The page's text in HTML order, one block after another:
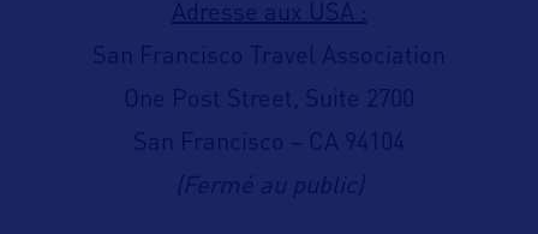
Adresse aux USA :
San Francisco Travel Association
One Post Street, Suite 2700
San Francisco – CA 94104
(Fermé au public)